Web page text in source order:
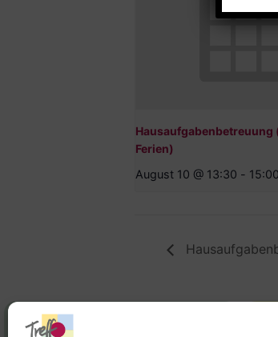
Ferien)
August 10 @ 13:30 - 15:00